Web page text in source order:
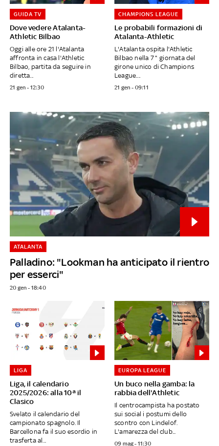
Dove vedere Atalanta-
Athletic Bilbao
GUIDA TV
Oggi alle ore 21 l'Atalanta
affronta in casa l'Athletic
Bilbao, partita da seguire in
diretta...
21 gen - 12:30
Le probabili formazioni di
Atalanta-Athletic
CHAMPIONS LEAGUE
L'Atalanta ospita l'Athletic
Bilbao nella 7^ giornata del
girone unico di Champions
League....
21 gen - 09:11
Palladino: "Lookman ha anticipato il rientro
per esserci"
ATALANTA
20 gen - 18:40
Liga, il calendario
2025/2026: alla 10ª il
Clasico
LIGA
Svelato il calendario del
campionato spagnolo. Il
Barcellona fa il suo esordio in
trasferta al...
Un buco nella gamba: la
rabbia dell'Athletic
EUROPA LEAGUE
Il centrocampista ha postato
sui social i postumi dello
scontro con Lindelof.
L'amarezza del club...
09 mag - 11:30